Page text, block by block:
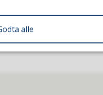
alle